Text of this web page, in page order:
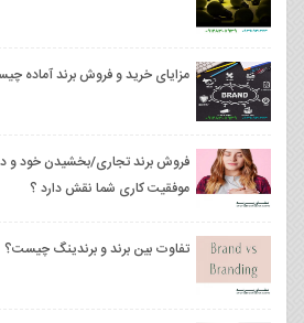
مزایای خرید و فروش برند آماده
فروش برند تجاری/بخشیدن خود و
موفقیت کاری شما نقش دارد ؟
تفاوت بین برند و برندینگ چیست؟